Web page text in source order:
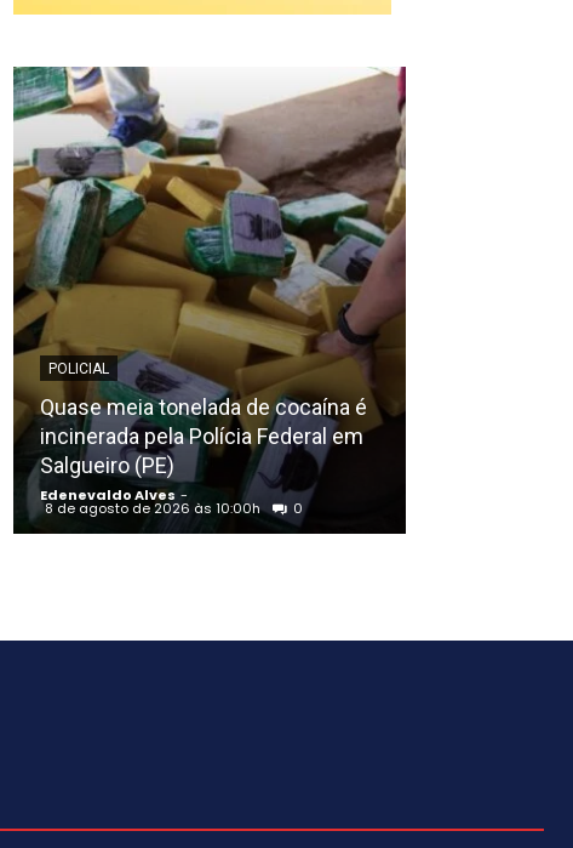
POLICIAL
Quase meia tonelada de cocaína é
incinerada pela Polícia Federal em
Salgueiro (PE)
Edenevaldo Alves -
8 de agosto de 2026 às 10:00h 0